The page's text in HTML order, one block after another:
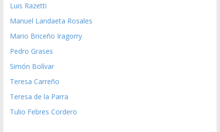
Luis Razetti
Manuel Landaeta Rosales
Mario Briceño Iragorry
Pedro Grases
Simón Bolívar
Teresa Carreño
Teresa de la Parra
Tulio Febres Cordero